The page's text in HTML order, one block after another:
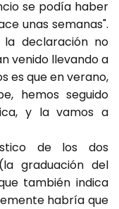
se podía haber
unas semanas".
la declaración no
venido llevando a
es que en verano,
hemos seguido
y la vamos a
de los dos
graduación del
también indica
habría que